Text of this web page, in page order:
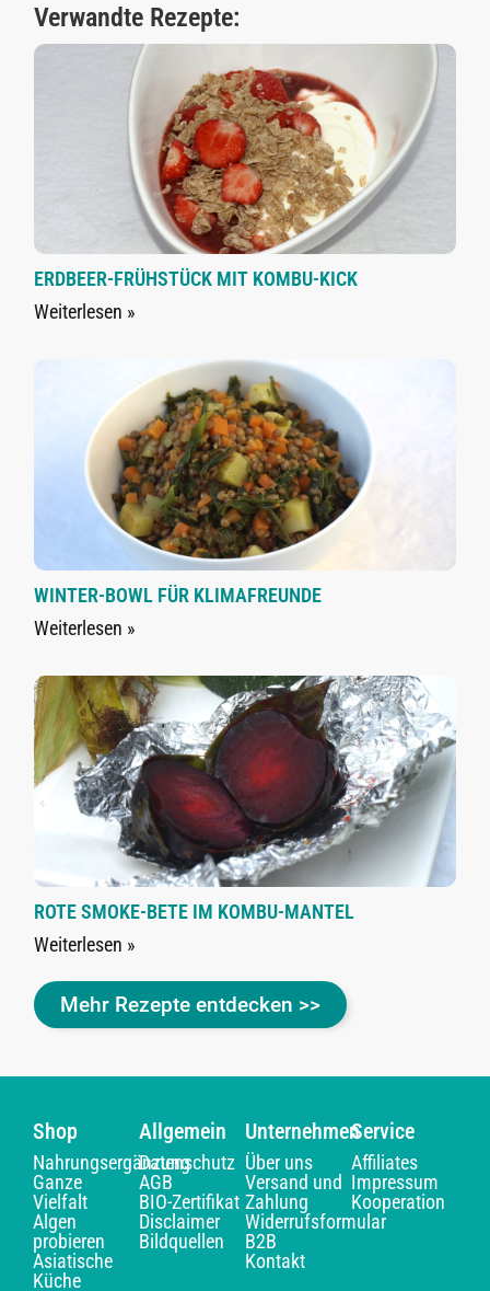
Verwandte Rezepte:
ERDBEER-FRÜHSTÜCK MIT KOMBU-KICK
Weiterlesen »
WINTER-BOWL FÜR KLIMAFREUNDE
Weiterlesen »
ROTE SMOKE-BETE IM KOMBU-MANTEL
Weiterlesen »
Mehr Rezepte entdecken >>
Shop
Nahrungsergänzung
Ganze
Vielfalt
Algen
probieren
Asiatische
Küche
Allgemein
Datenschutz
AGB
BIO-Zertifikat
Disclaimer
Bildquellen
Unternehmen
Über uns
Versand und
Zahlung
Widerrufsformular
B2B
Kontakt
Service
Affiliates
Impressum
Kooperation